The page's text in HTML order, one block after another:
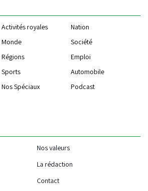
Activités royales
Nation
Monde
Société
Régions
Emploi
Sports
Automobile
Nos Spéciaux Podcast
Nos valeurs
La rédaction
Contact